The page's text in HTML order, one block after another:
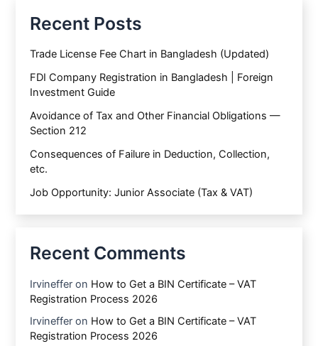
Recent Posts
Trade License Fee Chart in Bangladesh (Updated)
FDI Company Registration in Bangladesh | Foreign
Investment Guide
Avoidance of Tax and Other Financial Obligations —
Section 212
Consequences of Failure in Deduction, Collection,
etc.
Job Opportunity: Junior Associate (Tax & VAT)
Recent Comments
Irvineffer on How to Get a BIN Certificate – VAT
Registration Process 2026
Irvineffer on How to Get a BIN Certificate – VAT
Registration Process 2026